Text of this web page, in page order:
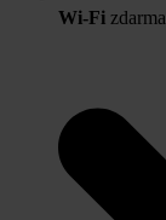
Wi-Fi zdarma